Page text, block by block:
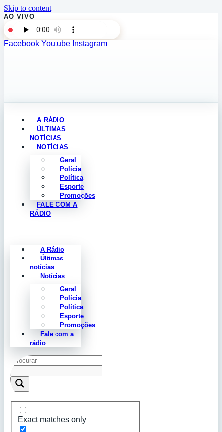
Skip to content
AO VIVO
Facebook Youtube Instagram
A RÁDIO
ÚLTIMAS
NOTÍCIAS
NOTÍCIAS
Geral
Polícia
Política
Esporte
Promoções
FALE COM A
RÁDIO
A Rádio
Últimas
notícias
Notícias
Geral
Polícia
Política
Esporte
Promoções
Fale com a
rádio
Exact matches only